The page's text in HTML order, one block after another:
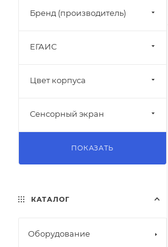
Бренд (производитель)
ЕГАИС
Цвет корпуса
Сенсорный экран
ПОКАЗАТЬ
КАТАЛОГ
Оборудование